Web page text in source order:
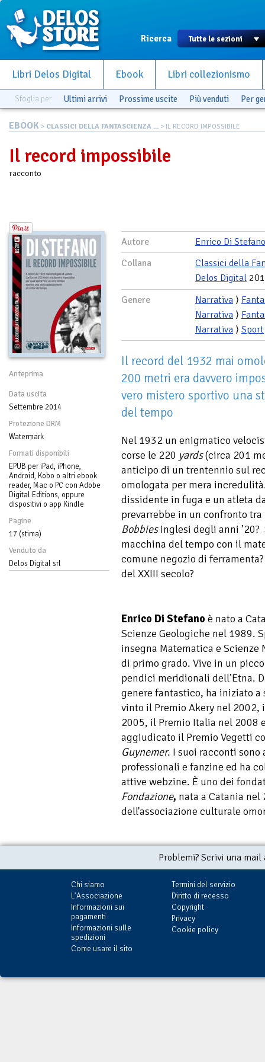
Ricerca
Libri Delos Digital Ebook Libri collezionismo
Sfoglia per Ultimi arrivi Prossime uscite Più venduti Per
EBOOK > CLASSICI DELLA FANTASCIENZA ... > IL RECORD IMPOSSIBILE
Il record impossibile
racconto
Anteprima
Data uscita
Settembre 2014
Protezione DRM
Watermark
Formati disponibili
EPUB per iPad, iPhone,
Android, Kobo o altri ebook
reader, Mac o PC con Adobe
Digital Editions, oppure
dispositivi o app Kindle
Pagine
17 (stima)
Venduto da
Delos Digital srl
Autore
Enrico Di Stefano
Collana
Classici della
Delos Digital
Genere
Narrativa ⟩
Narrativa ⟩
Narrativa ⟩ Sport
Il record del 1932 mai
200 metri era davvero
vero mistero sportivo una
del tempo
Nel 1932 un enigmatico
corse le 220 yards(circa 201
anticipo di un trentennio sul
omologata per mera
dissidente in fuga e un atleta
prevarrebbe in un confronto
Bobbiesinglesi degli anni ’20?
macchina del tempo con il
comune negozio di
del XXIII secolo?
Enrico Di Stefano è nato a
Scienze Geologiche nel 1989.
insegna Matematica e
di primo grado. Vive in un
pendici meridionali dell’Etna.
genere fantastico, ha iniziato
vinto il Premio Akery nel 2002,
2005, il Premio Italia nel 2008
aggiudicato il Premio Vegetti
Guynemer. I suoi racconti sono
professionali e fanzine ed ha
attive webzine. È uno dei
Fondazione, nata a Catania
dell'associazione culturale
Problemi? Scrivi una
Chi siamo
L'Associazione
Informazioni sui
pagamenti
Informazioni sulle
spedizioni
Come usare il sito
Termini del servizio
Diritto di recesso
Copyright
Privacy
Cookie policy